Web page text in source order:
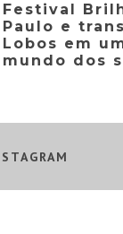
Festival
Paulo e
Lobos em
mundo dos